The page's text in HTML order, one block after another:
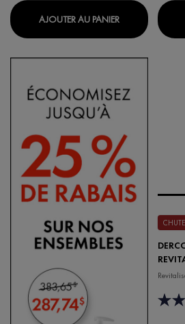
AJOUTER AU PANIER DERCOS